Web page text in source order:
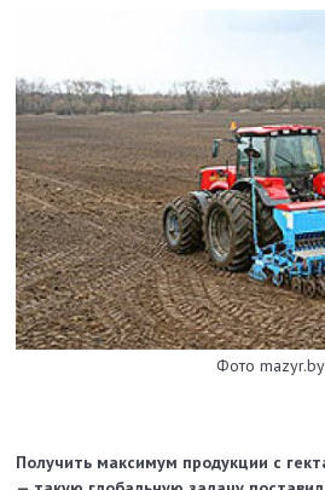
Фото mazyr.by
Получить максимум продукции с